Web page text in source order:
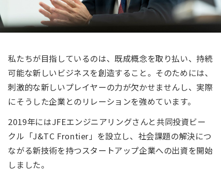
私たちが目指しているのは、既成概念を取り払い、持続
可能な新しいビジネスを創造すること。そのためには、
刺激的な新しいプレイヤーの力が欠かせませんし、実際
にそうした企業とのリレーションを強めています。
2019年にはJFEエンジニアリングさんと共同投資ビー
クル「J&TC Frontier」を設立し、社会課題の解決につ
ながる新技術を持つスタートアップ企業への出資を開始
しました。